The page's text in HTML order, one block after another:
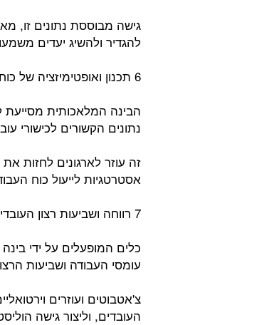
גישה מבוססת נתונים זו,
להגדיר ולהשיג יעדים
6 תכנון ואופטימיזציה של כוח אדם:
הבינה המלאכותית מסייעת
נתונים הקשורים לכישורי
זה עוזר לארגונים לחזות את
אסטרטגיות לייעול כוח
7 רווחה ושביעות רצון העובדים:
כלים המופעלים על ידי
עומסי העבודה ושביעות
צ'אטבוטים ועוזרים
העובדים, וליצור גישה